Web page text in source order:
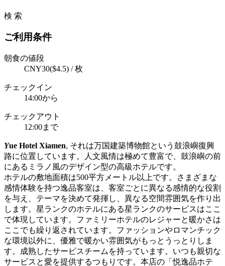
検 索
ご利用条件
朝食の値段
CNY30($4.5) / 枚
チェックイン
14:00から
チェックアウト
12:00まで
Yue Hotel Xiamen, それは万国建築博物館という鼓浪嶼復興
路に位置しています。人文風情は極めて豊富で、鼓浪嶼の前
にあるミラノ風のデザイン型の高級ホテルです。
ホテルの敷地面積は500平方メートル以上です。さまざまな
感情体験を持つ逸品客室は、客室ごとに異なる感情的な役割
を与え、テーマを決めて発揮し、異なる空間雰囲気を作り出
します。星ランクのホテルにある星ランクのサービスはここ
で体現しています。ファミリーホテルのレジャーと暖かさは
ここでも繰り返されています。ファッションやロマンチック
な環境以外に、優雅で暖かい雰囲気がもっとうっとりしま
す。成熟したサービスチームを持っています。いつも親切な
サービスと愛を提供するつもりです。本店の「悦逸品ホテ